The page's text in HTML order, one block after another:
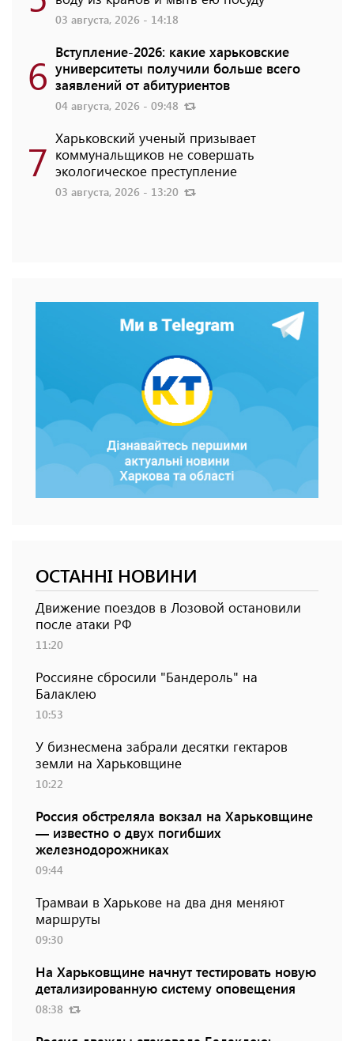
03 августа, 2026 - 14:18
6 Вступление-2026: какие харьковские
университеты получили больше всего
заявлений от абитуриентов
04 августа, 2026 - 09:48
7 Харьковский ученый призывает
коммунальщиков не совершать
экологическое преступление
03 августа, 2026 - 13:20
ОСТАННІ НОВИНИ
Движение поездов в Лозовой остановили
после атаки РФ
11:20
Россияне сбросили "Бандероль" на
Балаклею
10:53
У бизнесмена забрали десятки гектаров
земли на Харьковщине
10:22
Россия обстреляла вокзал на Харьковщине
— известно о двух погибших
железнодорожниках
09:44
Трамваи в Харькове на два дня меняют
маршруты
09:30
На Харьковщине начнут тестировать новую
детализированную систему оповещения
08:38